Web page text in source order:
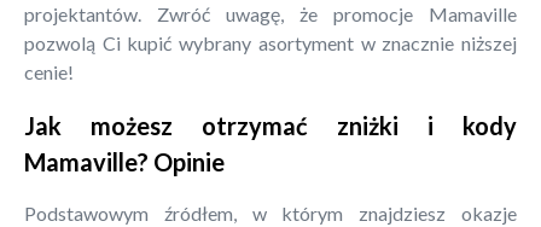
projektantów. Zwróć uwagę, że promocje Mamaville
pozwolą Ci kupić wybrany asortyment w znacznie niższej
cenie!
Jak możesz otrzymać zniżki i kody
Mamaville? Opinie
Podstawowym źródłem, w którym znajdziesz okazje